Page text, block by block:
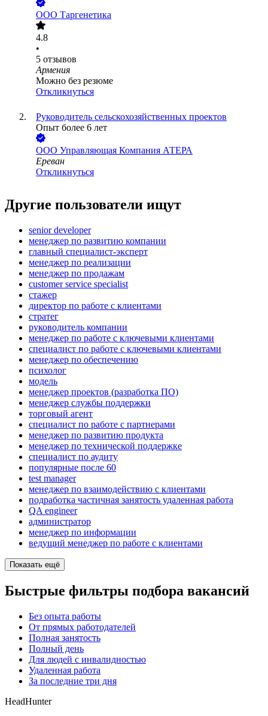
ООО Таргенетика
4.8
•
5 отзывов
Армения
Можно без резюме
Откликнуться
Руководитель сельскохозяйственных проектов
Опыт более 6 лет
ООО Управляющая Компания АТЕРА
Ереван
Откликнуться
Другие пользователи ищут
senior developer
менеджер по развитию компании
главный специалист-эксперт
менеджер по реализации
менеджер по продажам
customer service specialist
стажер
директор по работе с клиентами
стратег
руководитель компании
менеджер по работе с ключевыми клиентами
специалист по работе с ключевыми клиентами
менеджер по обеспечению
психолог
модель
менеджер проектов (разработка ПО)
менеджер службы поддержки
торговый агент
специалист по работе с партнерами
менеджер по развитию продукта
менеджер по технической поддержке
специалист по аудиту
популярные после 60
test manager
менеджер по взаимодействию с клиентами
подработка частичная занятость удаленная работа
QA engineer
администратор
менеджер по информации
ведущий менеджер по работе с клиентами
Показать ещё
Быстрые фильтры подбора вакансий
Без опыта работы
От прямых работодателей
Полная занятость
Полный день
Для людей с инвалидностью
Удаленная работа
За последние три дня
HeadHunter